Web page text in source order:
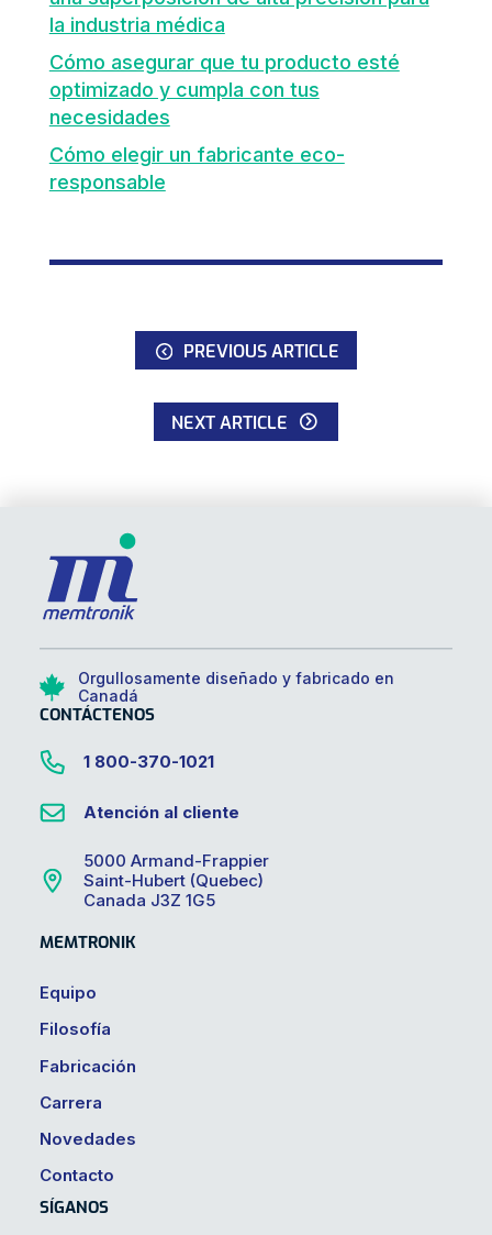
la industria médica
Cómo asegurar que tu producto esté
optimizado y cumpla con tus
necesidades
Cómo elegir un fabricante eco-
responsable
PREVIOUS ARTICLE
NEXT ARTICLE
Orgullosamente diseñado y fabricado en
Canadá
CONTÁCTENOS
1 800-370-1021
Atención al cliente
5000 Armand-Frappier
Saint-Hubert (Quebec)
Canada J3Z 1G5
MEMTRONIK
Equipo
Filosofía
Fabricación
Carrera
Novedades
Contacto
SÍGANOS